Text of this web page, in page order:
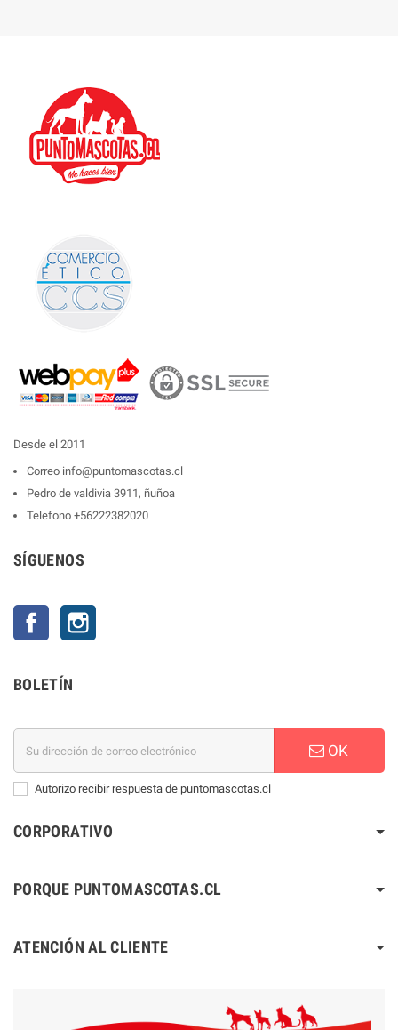
Desde el 2011
Correo info@puntomascotas.cl
Pedro de valdivia 3911, ñuñoa
Telefono +56222382020
SÍGUENOS
Facebook
BOLETÍN
OK
Autorizo recibir respuesta de puntomascotas.cl
CORPORATIVO
PORQUE PUNTOMASCOTAS.CL
ATENCIÓN AL CLIENTE